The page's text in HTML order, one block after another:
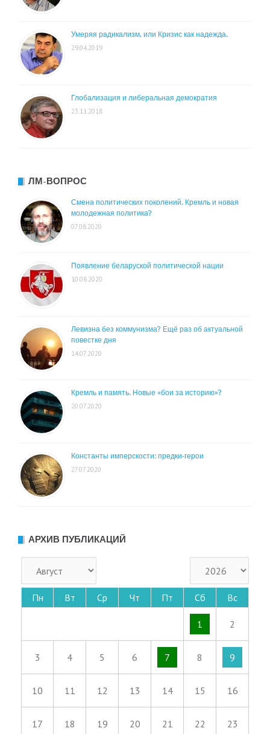
Умеряя радикализм, или Кризис как надежда.
29.04.2019
Глобализация и либеральная демократия
23.11.2018
ЛМ-ВОПРОС
Смена политических поколений. Кремль и новая
молодежная политика?
07.08.2020
Появление беларуской политической нации
10.08.2020
Левизна без коммунизма? Ещё раз об актуальной
повестке дня
14.07.2020
Кремль и память. Новые «бои за историю»?
20.07.2020
Константы имперскости: предки-герои
27.07.2020
АРХИВ ПУБЛИКАЦИЙ
Пн Вт Ср Чт Пт Сб Вс
1 2
3 4 5 6 7 8 9
10 11 12 13 14 15 16
17 18 19 20 21 22 23